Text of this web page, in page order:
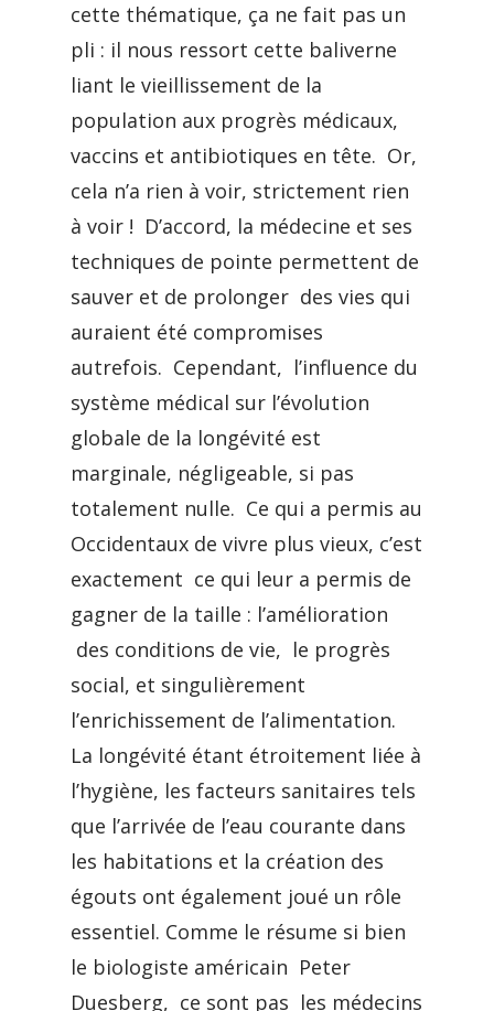
cette thématique, ça ne fait pas un
pli : il nous ressort cette baliverne
liant le vieillissement de la
population aux progrès médicaux,
vaccins et antibiotiques en tête. Or,
cela n’a rien à voir, strictement rien
à voir ! D’accord, la médecine et ses
techniques de pointe permettent de
sauver et de prolonger des vies qui
auraient été compromises
autrefois. Cependant, l’influence du
système médical sur l’évolution
globale de la longévité est
marginale, négligeable, si pas
totalement nulle. Ce qui a permis au
Occidentaux de vivre plus vieux, c’est
exactement ce qui leur a permis de
gagner de la taille : l’amélioration
des conditions de vie, le progrès
social, et singulièrement
l’enrichissement de l’alimentation.
La longévité étant étroitement liée à
l’hygiène, les facteurs sanitaires tels
que l’arrivée de l’eau courante dans
les habitations et la création des
égouts ont également joué un rôle
essentiel. Comme le résume si bien
le biologiste américain Peter
Duesberg, ce sont pas les médecins